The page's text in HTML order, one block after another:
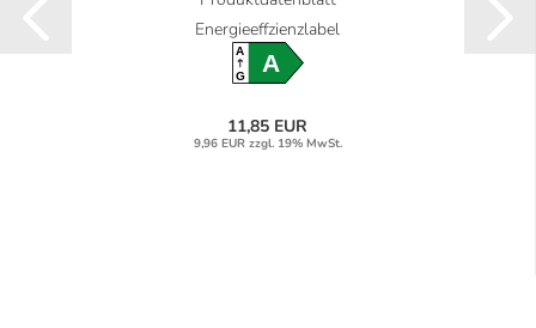
Energieeffzienzlabel
A
GA
11,85 EUR
9,96 EUR zzgl. 19% MwSt.